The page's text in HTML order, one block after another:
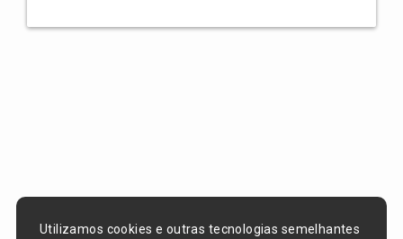
Utilizamos cookies e outras tecnologias semelhantes